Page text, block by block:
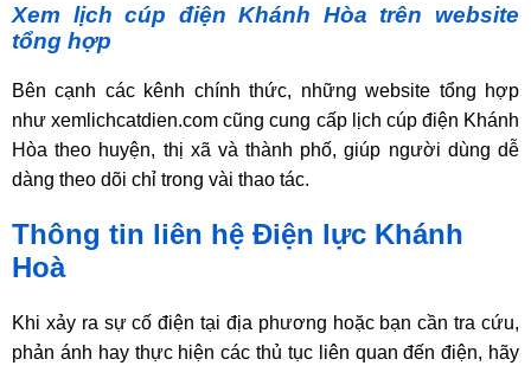
Xem lịch cúp điện Khánh Hòa trên website
tổng hợp
Bên cạnh các kênh chính thức, những website tổng hợp
như xemlichcatdien.com cũng cung cấp lịch cúp điện Khánh
Hòa theo huyện, thị xã và thành phố, giúp người dùng dễ
dàng theo dõi chỉ trong vài thao tác.
Thông tin liên hệ Điện lực Khánh
Hoà
Khi xảy ra sự cố điện tại địa phương hoặc bạn cần tra cứu,
phản ánh hay thực hiện các thủ tục liên quan đến điện, hãy